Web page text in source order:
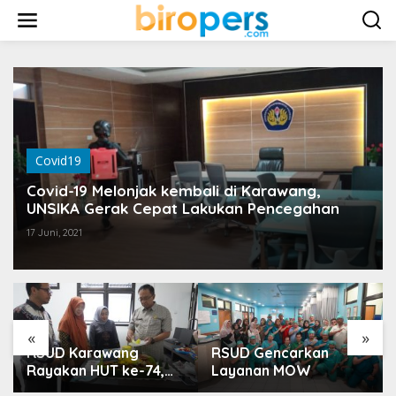
w
Covid19
Covid-19 Melonjak kembali di Karawang,
UNSIKA Gerak Cepat Lakukan Pencegahan
17 Juni, 2021
« »
RSUD Karawang
Rayakan HUT ke-74,
RSUD Gencarkan
Layanan MOW